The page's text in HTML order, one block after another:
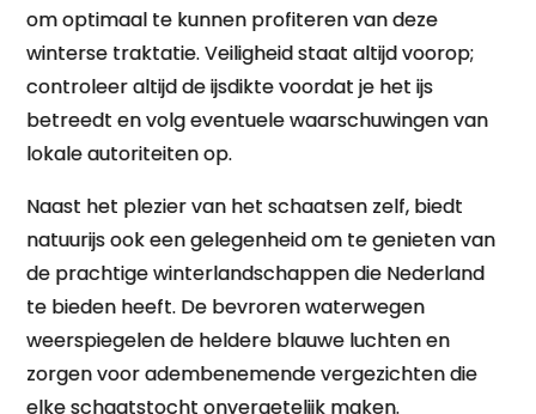
om optimaal te kunnen profiteren van deze
winterse traktatie. Veiligheid staat altijd voorop;
controleer altijd de ijsdikte voordat je het ijs
betreedt en volg eventuele waarschuwingen van
lokale autoriteiten op.
Naast het plezier van het schaatsen zelf, biedt
natuurijs ook een gelegenheid om te genieten van
de prachtige winterlandschappen die Nederland
te bieden heeft. De bevroren waterwegen
weerspiegelen de heldere blauwe luchten en
zorgen voor adembenemende vergezichten die
elke schaatstocht onvergetelijk maken.